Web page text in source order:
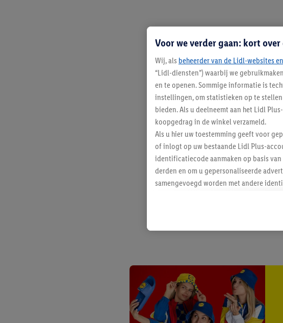
Voor we verder gaan: kort
Wij, als beheerder van de Lidl-websites
“Lidl-diensten”) waarbij we
en te openen. Sommige informatie is
instellingen, om statistieken op te
bieden. Als u deelneemt aan het Lidl
koopgedrag in de winkel verzameld.
Als u hier uw toestemming geeft voor
of inlogt op uw bestaande Lidl Plus-
identificatiecode aanmaken op basis
derden en om u gepersonaliseerde
samengevoegd worden met andere
Als u hiermee akkoord gaat, kunnen
u interesse hebt getoond (bijvoorbeeld
niet te kopen), ook op verschillende
van uw gehashte e-mailadres en
Onder “Aanpassen” kunt u individuele
Door op “weigeren” te klikken, kunt u
“aanvaarden” te klikken, stemt u in
waaronder de bewaartermijn van de
kracht in te trekken, vindt u in onze